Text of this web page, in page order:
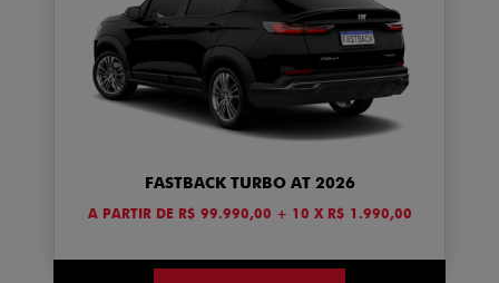
FASTBACK TURBO AT 2026
A PARTIR DE R$ 99.990,00 + 10 X R$ 1.990,00